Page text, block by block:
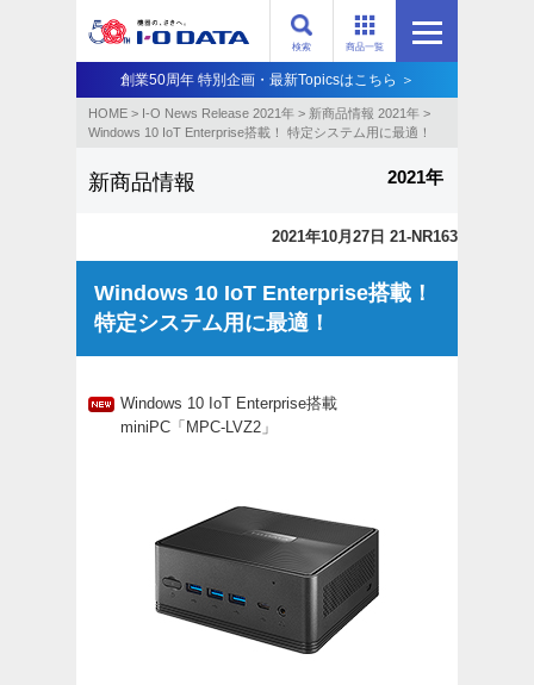
商品一覧
検索
創業50周年 特別企画・最新Topicsはこちら ＞
HOME > I-O News Release 2021年 > 新商品情報 2021年 >
Windows 10 IoT Enterprise搭載！ 特定システム用に最適！
新商品情報 2021年
2021年10月27日 21-NR163
Windows 10 IoT Enterprise搭載！
特定システム用に最適！
Windows 10 IoT Enterprise搭載
miniPC「MPC-LVZ2」